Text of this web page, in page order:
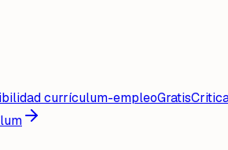
currículum-empleoGratis